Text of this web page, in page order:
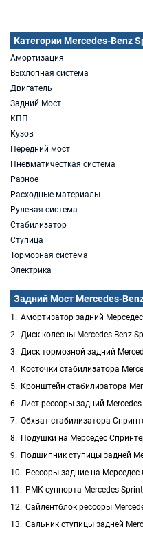
Категории Mercedes-Benz
Амортизация
Выхлопная система
Двигатель
Задний Мост
КПП
Кузов
Передний мост
Пневматичесткая система
Разное
Расходные материалы
Рулевая система
Стабилизатор
Ступица
Тормозная система
Электрика
Задний Мост Mercedes-
Амортизатор задний
Диск колесны Mercedes-Benz
Диск тормозной задний
Косточки стабилизатора
Кронштейн стабилизатора
Лист рессоры задний
Обхват стабилизатора
Подушки на Мерседес
Подшипник ступицы задней
Рессоры задние на Мерседес
РМК суппорта Mercedes
Сайлентблок рессоры
Сальник ступицы задней